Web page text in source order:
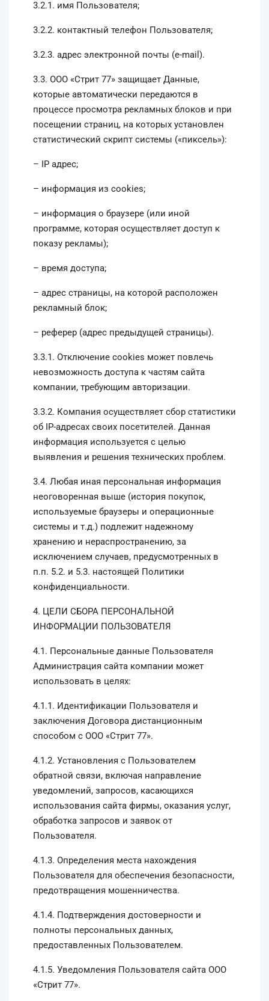
3.2.1. имя Пользователя;
3.2.2. контактный телефон Пользователя;
3.2.3. адрес электронной почты (e-mail).
3.3. ООО «Стрит 77» защищает Данные,
которые автоматически передаются в
процессе просмотра рекламных блоков и при
посещении страниц, на которых установлен
статистический скрипт системы («пиксель»):
– IP адрес;
– информация из cookies;
– информация о браузере (или иной
программе, которая осуществляет доступ к
показу рекламы);
– время доступа;
– адрес страницы, на которой расположен
рекламный блок;
– реферер (адрес предыдущей страницы).
3.3.1. Отключение cookies может повлечь
невозможность доступа к частям сайта
компании, требующим авторизации.
3.3.2. Компания осуществляет сбор статистики
об IP-адресах своих посетителей. Данная
информация используется с целью
выявления и решения технических проблем.
3.4. Любая иная персональная информация
неоговоренная выше (история покупок,
используемые браузеры и операционные
системы и т.д.) подлежит надежному
хранению и нераспространению, за
исключением случаев, предусмотренных в
п.п. 5.2. и 5.3. настоящей Политики
конфиденциальности.
4. ЦЕЛИ СБОРА ПЕРСОНАЛЬНОЙ
ИНФОРМАЦИИ ПОЛЬЗОВАТЕЛЯ
4.1. Персональные данные Пользователя
Администрация сайта компании может
использовать в целях:
4.1.1. Идентификации Пользователя и
заключения Договора дистанционным
способом с ООО «Стрит 77».
4.1.2. Установления с Пользователем
обратной связи, включая направление
уведомлений, запросов, касающихся
использования сайта фирмы, оказания услуг,
обработка запросов и заявок от
Пользователя.
4.1.3. Определения места нахождения
Пользователя для обеспечения безопасности,
предотвращения мошенничества.
4.1.4. Подтверждения достоверности и
полноты персональных данных,
предоставленных Пользователем.
4.1.5. Уведомления Пользователя сайта ООО
«Стрит 77».